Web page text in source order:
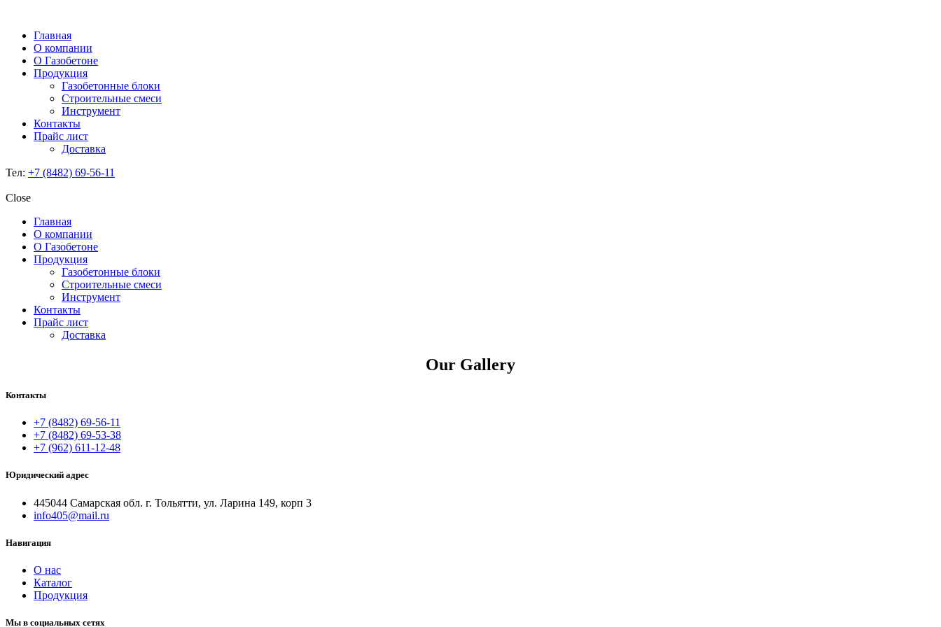
Главная
О компании
О Газобетоне
Продукция
Газобетонные блоки
Строительные смеси
Инструмент
Контакты
Прайс лист
Доставка
Тел: +7 (8482) 69-56-11
Close
Главная
О компании
О Газобетоне
Продукция
Газобетонные блоки
Строительные смеси
Инструмент
Контакты
Прайс лист
Доставка
Our Gallery
Контакты
+7 (8482) 69-56-11
+7 (8482) 69-53-38
+7 (962) 611-12-48
Юридический адрес
445044 Самарская обл. г. Тольятти, ул. Ларина 149, корп 3
info405@mail.ru
Навигация
О нас
Каталог
Продукция
Мы в социальных сетях